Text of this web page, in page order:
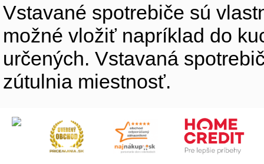
Vstavané spotrebiče sú
možné vložiť napríklad do
určených. Vstavaná
zútulnia miestnosť.